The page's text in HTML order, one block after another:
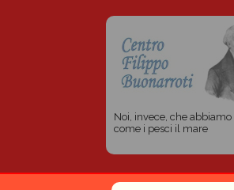
Noi, invece, che
come i pesci il mare